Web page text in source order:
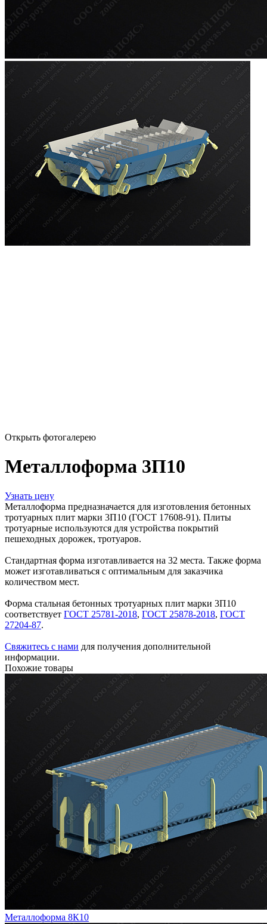
Открыть фотогалерею
Металлоформа 3П10
Узнать цену
Металлоформа предназначается для изготовления бетонных
тротуарных плит марки 3П10 (ГОСТ 17608-91). Плиты
тротуарные используются для устройства покрытий
пешеходных дорожек, тротуаров.
Стандартная форма изготавливается на 32 места. Также форма
может изготавливаться с оптимальным для заказчика
количеством мест.
Форма стальная бетонных тротуарных плит марки 3П10
соответствует ГОСТ 25781-2018, ГОСТ 25878-2018, ГОСТ
27204-87.
Свяжитесь с нами для получения дополнительной
информации.
Похожие товары
Металлоформа 8К10